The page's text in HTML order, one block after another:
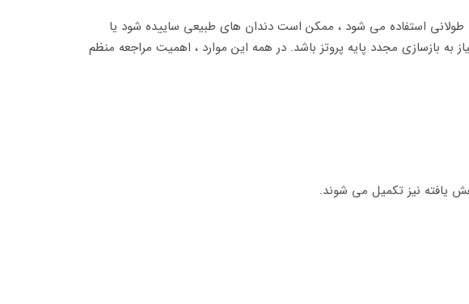
طولانی استفاده می شود ، ممکن است دندان های طبیعی ساییده شود یا
به بازسازی مجدد پایه پروتز باشد. در همه این موارد ، اهمیت مراجعه منظم
یافته نیز تکمیل می شوند.